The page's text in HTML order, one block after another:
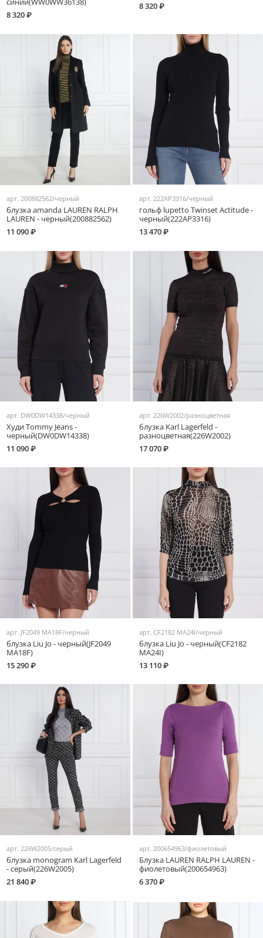
синий(WW0WW36138)
8 320 ₽
8 320 ₽
арт.200882562/черный
блузка amanda LAUREN RALPH
LAUREN - черный(200882562)
11 090 ₽
арт. 222AP3316/черный
гольф lupetto Twinset Actitude -
черный(222AP3316)
13 470 ₽
арт. DW0DW14338/черный
Худи Tommy Jeans -
черный(DW0DW14338)
11 090 ₽
арт. 226W2002/разноцветная
блузка Karl Lagerfeld -
разноцветная(226W2002)
17 070 ₽
арт. JF2049 MA18F/черный
блузка Liu Jo - черный(JF2049
MA18F)
15 290 ₽
арт. CF2182 MA24I/черный
блузка Liu Jo - черный(CF2182
MA24I)
13 110 ₽
арт.226W2005/серый
блузка monogram Karl Lagerfeld
- серый(226W2005)
21 840 ₽
арт. 200654963/фиолетовый
Блузка LAUREN RALPH LAUREN -
фиолетовый(200654963)
6 370 ₽